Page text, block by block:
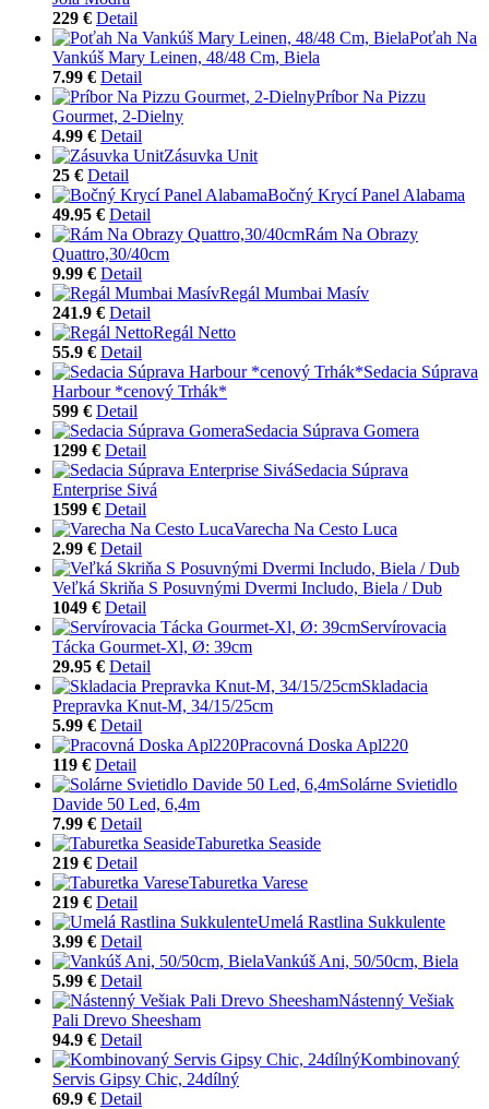
229 € Detail
Poťah Na
Vankúš Mary Leinen, 48/48 Cm, Biela
7.99 € Detail
Príbor Na Pizzu
Gourmet, 2-Dielny
4.99 € Detail
Zásuvka Unit
25 € Detail
Bočný Krycí Panel Alabama
49.95 € Detail
Rám Na Obrazy
Quattro,30/40cm
9.99 € Detail
Regál Mumbai Masív
241.9 € Detail
Regál Netto
55.9 € Detail
Sedacia Súprava
Harbour *cenový Trhák*
599 € Detail
Sedacia Súprava Gomera
1299 € Detail
Sedacia Súprava
Enterprise Sivá
1599 € Detail
Varecha Na Cesto Luca
2.99 € Detail
Veľká Skriňa S Posuvnými Dvermi Includo, Biela / Dub
1049 € Detail
Servírovacia
Tácka Gourmet-Xl, Ø: 39cm
29.95 € Detail
Skladacia
Prepravka Knut-M, 34/15/25cm
5.99 € Detail
Pracovná Doska Apl220
119 € Detail
Solárne Svietidlo
Davide 50 Led, 6,4m
7.99 € Detail
Taburetka Seaside
219 € Detail
Taburetka Varese
219 € Detail
Umelá Rastlina Sukkulente
3.99 € Detail
Vankúš Ani, 50/50cm, Biela
5.99 € Detail
Nástenný Vešiak
Pali Drevo Sheesham
94.9 € Detail
Kombinovaný
Servis Gipsy Chic, 24dílný
69.9 € Detail